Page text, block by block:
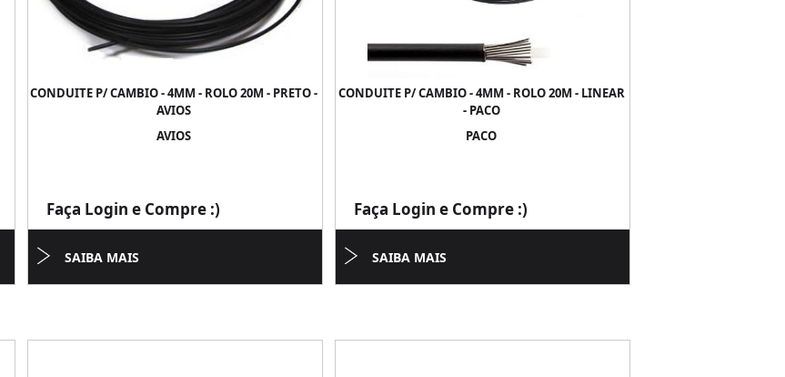
CONDUITE P/ CAMBIO - 4MM - ROLO 20M - PRETO -
AVIOS
AVIOS
Faça Login e Compre :)
SAIBA MAIS
CONDUITE P/ CAMBIO - 4MM - ROLO 20M - LINEAR
- PACO
PACO
Faça Login e Compre :)
SAIBA MAIS